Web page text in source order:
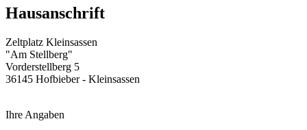
Hausanschrift
Zeltplatz Kleinsassen
"Am Stellberg"
Vorderstellberg 5
36145 Hofbieber - Kleinsassen
Ihre Angaben